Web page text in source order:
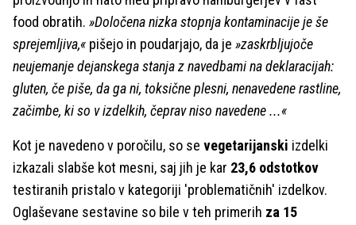
food obratih. »Določena nizka stopnja kontaminacije je še
sprejemljiva,« pišejo in poudarjajo, da je »zaskrbljujoče
neujemanje dejanskega stanja z navedbami na deklaracijah:
gluten, če piše, da ga ni, toksične plesni, nenavedene rastline,
začimbe, ki so v izdelkih, čeprav niso navedene ...«
Kot je navedeno v poročilu, so se vegetarijanski izdelki
izkazali slabše kot mesni, saj jih je kar 23,6 odstotkov
testiranih pristalo v kategoriji 'problematičnih' izdelkov.
Oglaševane sestavine so bile v teh primerih za 15